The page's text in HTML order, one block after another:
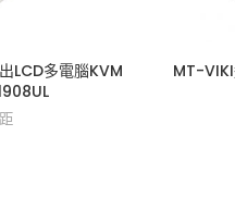
LCD多電腦KVM
MT-VIKI